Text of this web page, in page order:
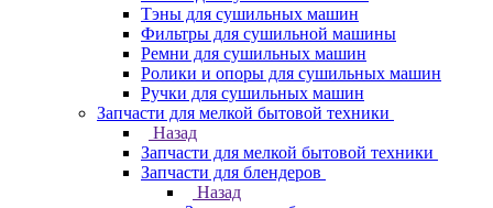
Тэны для сушильных машин
Фильтры для сушильной машины
Ремни для сушильных машин
Ролики и опоры для сушильных машин
Ручки для сушильных машин
Запчасти для мелкой бытовой техники
Назад
Запчасти для мелкой бытовой техники
Запчасти для блендеров
Назад